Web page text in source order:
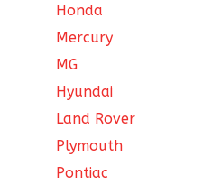
Honda
Mercury
MG
Hyundai
Land Rover
Plymouth
Pontiac